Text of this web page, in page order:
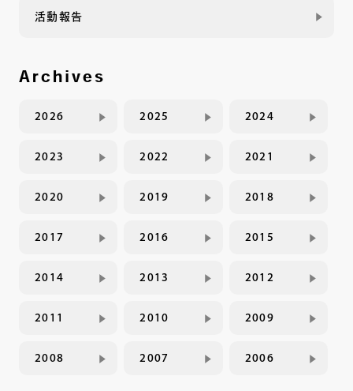
活動報告
Archives
2026 2025 2024
2023 2022 2021
2020 2019 2018
2017 2016 2015
2014 2013 2012
2011 2010 2009
2008 2007 2006